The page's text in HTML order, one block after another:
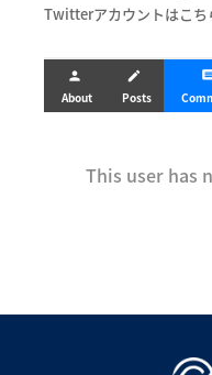
Twitterアカウントはこち
person
About
create
Posts
comment
This user has